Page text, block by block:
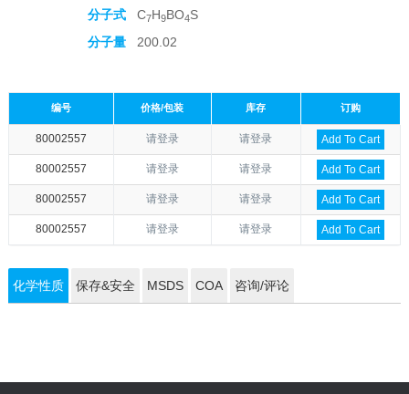
分子式
C7H9BO4S
分子量
200.02
编号 价格/包装 库存 订购
80002557 请登录 请登录 Add To Cart
80002557 请登录 请登录 Add To Cart
80002557 请登录 请登录 Add To Cart
80002557 请登录 请登录 Add To Cart
化学性质 保存&安全 MSDS COA 咨询/评论